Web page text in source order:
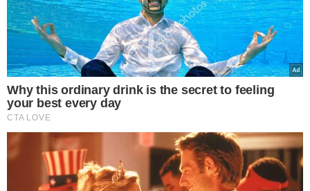
VEJA TAMBÉM
POUCAS CALORIAS E MUITA
FIBRA
Especialistas apontam
controlar a fome; saiba
qual